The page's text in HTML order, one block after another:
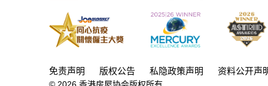
免责声明 版权公告 私隐政策声明 资料公开声
© 2026 香港房屋协会版权所有